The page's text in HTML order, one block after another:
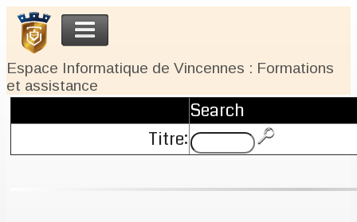
Espace Informatique de Vincennes : Formations
et assistance
Search
Titre: